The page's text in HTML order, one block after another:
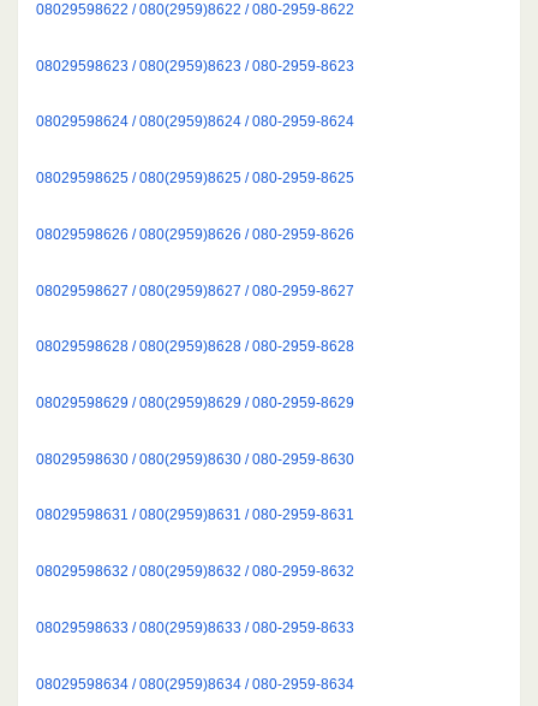
08029598622 / 080(2959)8622 / 080-2959-8622
08029598623 / 080(2959)8623 / 080-2959-8623
08029598624 / 080(2959)8624 / 080-2959-8624
08029598625 / 080(2959)8625 / 080-2959-8625
08029598626 / 080(2959)8626 / 080-2959-8626
08029598627 / 080(2959)8627 / 080-2959-8627
08029598628 / 080(2959)8628 / 080-2959-8628
08029598629 / 080(2959)8629 / 080-2959-8629
08029598630 / 080(2959)8630 / 080-2959-8630
08029598631 / 080(2959)8631 / 080-2959-8631
08029598632 / 080(2959)8632 / 080-2959-8632
08029598633 / 080(2959)8633 / 080-2959-8633
08029598634 / 080(2959)8634 / 080-2959-8634